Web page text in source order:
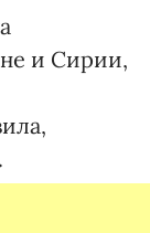
и Сирии,